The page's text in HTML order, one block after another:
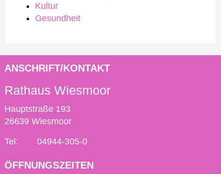
Kultur
Gesundheit
ANSCHRIFT/KONTAKT
Rathaus Wiesmoor
Hauptstraße 193
26639 Wiesmoor
Tel: 04944-305-0
ÖFFNUNGSZEITEN